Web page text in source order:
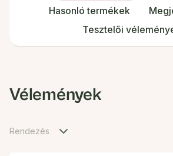
Hasonló termékek
Tesztelői
Vélemények
Rendezés